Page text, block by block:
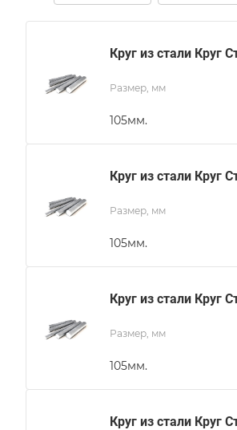
Круг из стали Круг
Размер, мм
105мм.
Круг из стали Круг
Размер, мм
105мм.
Круг из стали Круг
Размер, мм
105мм.
Круг из стали Круг